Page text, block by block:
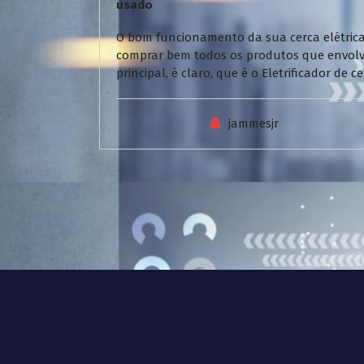
usado
O bom funcionamento da sua cerca
comprar bem todos os produtos que
principal, é claro, que é o Eletrificador de
jammesjr